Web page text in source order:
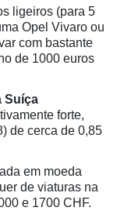
ligeiros (para 5
Opel Vivaro ou
com bastante
de 1000 euros
Suíça
forte,
de cerca de 0,85
em moeda
de viaturas na
e 1700 CHF.